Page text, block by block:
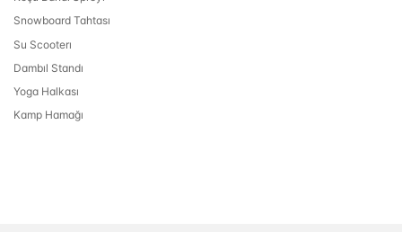
Snowboard Tahtası
Su Scooterı
Dambıl Standı
Yoga Halkası
Kamp Hamağı